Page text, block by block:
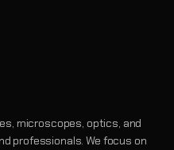
microscopes, optics, and
professionals. We focus on